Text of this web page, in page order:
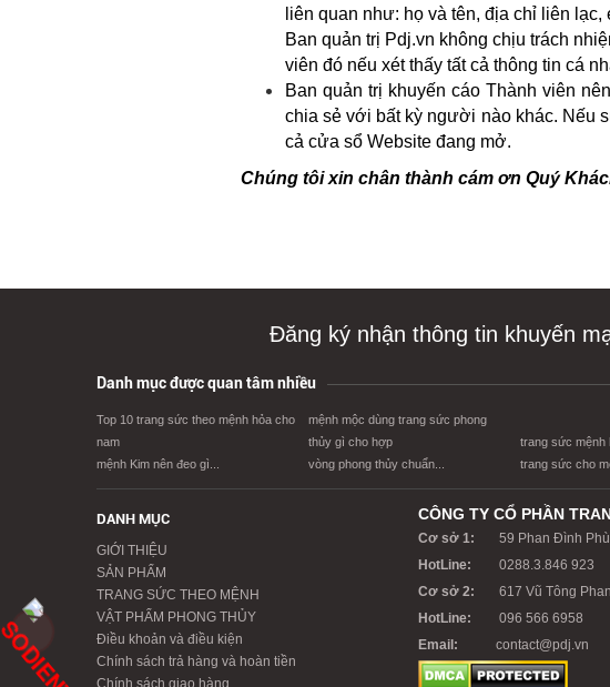
liên quan như: họ và tên, địa chỉ liên
Ban quản trị Pdj.vn không chịu trách
viên đó nếu xét thấy tất cả thông tin cá
Ban quản trị khuyến cáo Thành viên
chia sẻ với bất kỳ người nào khác. Nếu
cả cửa sổ Website đang mở.
Chúng tôi xin chân thành cám ơn Quý
Đăng ký nhận thông tin khuyến
Danh mục được quan tâm nhiều
Top 10 trang sức theo mệnh hỏa cho
nam
mệnh mộc dùng trang sức phong
thủy gì cho hợp
trang sức mệnh
mệnh Kim nên đeo gì...
vòng phong thủy chuẩn... trang sức cho
DANH MỤC
GIỚI THIỆU
SẢN PHẨM
TRANG SỨC THEO MỆNH
VẬT PHẨM PHONG THỦY
Điều khoản và điều kiện
Chính sách trả hàng và hoàn tiền
Chính sách giao hàng
CÔNG TY CỔ PHẦN
Cơ sở 1:
59 Phan Đình
HotLine:
0288.3.846 923
Cơ sở 2:
617 Vũ Tông
HotLine:
096 566 6958
Email:
contact@pdj.vn